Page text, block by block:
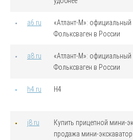
a6.ru
«Атлант-М»:
Фольксваген в России
a8.ru
«Атлант-М»:
Фольксваген в России
h4.ru H4
j8.ru
Купить прицепной мини-
продажа мини-